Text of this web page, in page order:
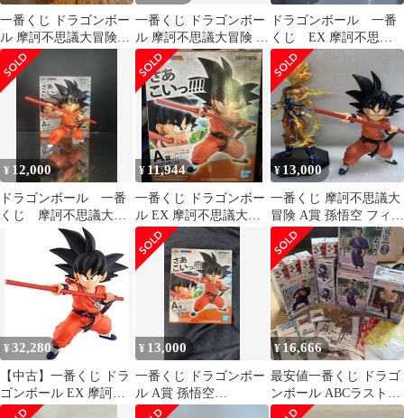
一番くじ ドラゴンボー
ル 摩訶不思議大冒険
A賞 孫悟空
一番くじ ドラゴンボー
ル 摩訶不思議大冒険 孫
悟空 ピッコロ
ドラゴンボール 一番
くじ EX 摩訶不思議
大冒険 孫悟空 A賞
フィギュア
¥ 12,000
ドラゴンボール 一番
くじ 摩訶不思議大冒
険 A賞 孫悟空
¥ 11,944
一番くじ ドラゴンボー
ル EX 摩訶不思議大冒
険 A賞 孫悟空
¥ 13,000
一番くじ 摩訶不思議大
冒険 A賞 孫悟空 フィギ
ュアーツZERO 孫悟空
限定
¥ 32,280
【中古】一番くじ ドラ
ゴンボール EX 摩訶不
思議大冒険 A賞
¥ 13,000
一番くじ ドラゴンボー
ル A賞 孫悟空
MASTERLISE 摩訶不思
¥ 16,666
最安値一番くじ ドラゴ
ンボール ABCラストワ
ン賞 セミコンプセット